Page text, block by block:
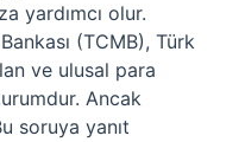
yardımcı olur.
(TCMB), Türk
ve ulusal para
Ancak
soruya yanıt